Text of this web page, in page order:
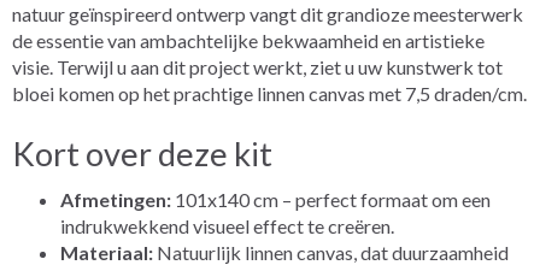
natuur geïnspireerd ontwerp vangt dit grandioze meesterwerk
de essentie van ambachtelijke bekwaamheid en artistieke
visie. Terwijl u aan dit project werkt, ziet u uw kunstwerk tot
bloei komen op het prachtige linnen canvas met 7,5 draden/cm.
Kort over deze kit
Afmetingen: 101x140 cm – perfect formaat om een
indrukwekkend visueel effect te creëren.
Materiaal: Natuurlijk linnen canvas, dat duurzaamheid